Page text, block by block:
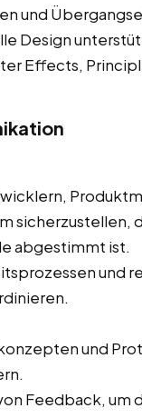
und
Design
Effects,
sicherzustellen,
abgestimmt ist.
und
und
Feedback, um